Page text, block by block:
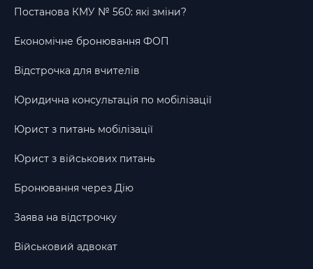
Постанова КМУ № 560: які зміни?
Економічне бронювання ФОП
Відстрочка для вчителів
Юридична консультація по мобілізації
Юрист з питань мобілізації
Юрист з військових питань
Бронювання через Дію
Заява на відстрочку
Військовий адвокат